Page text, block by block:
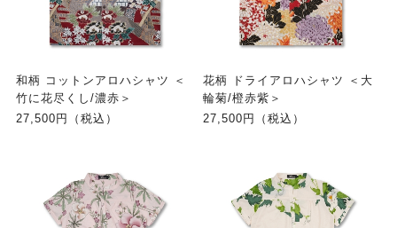
和柄 コットンアロハシャツ ＜
竹に花尽くし/濃赤＞
27,500円（税込）
花柄 ドライアロハシャツ ＜大
輪菊/橙赤紫＞
27,500円（税込）